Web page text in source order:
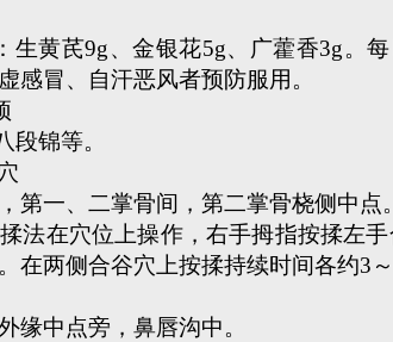
黄芪9g、金银花5g、广藿香3g。
感冒、自汗恶风者预防服用。
锦等。
一、二掌骨间，第二掌骨桡侧中点。
在穴位上操作，右手拇指按揉左手
在两侧合谷穴上按揉持续时间各约3
中点旁，鼻唇沟中。